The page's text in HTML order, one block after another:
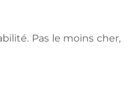
Pas le moins cher,